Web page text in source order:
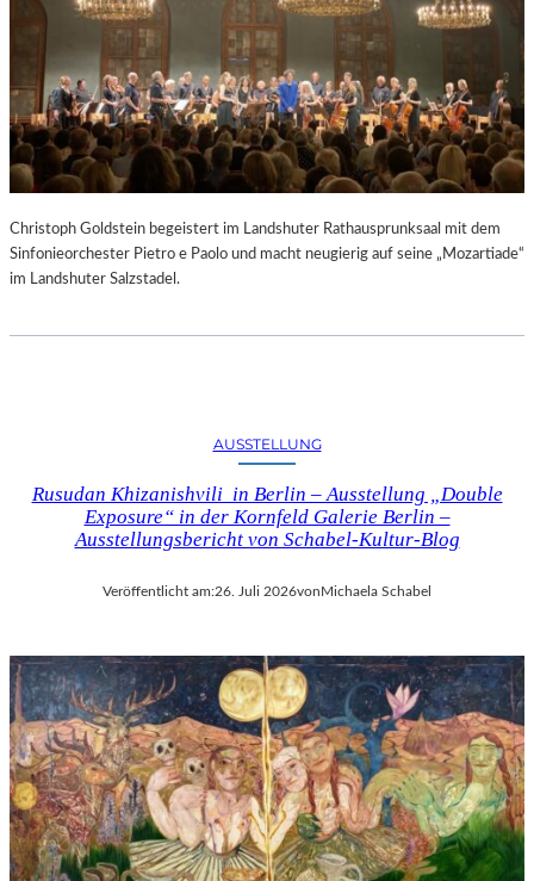
Christoph Goldstein begeistert im Landshuter Rathausprunksaal mit dem
Sinfonieorchester Pietro e Paolo und macht neugierig auf seine „Mozartiade“
im Landshuter Salzstadel.
AUSSTELLUNG
Rusudan Khizanishvili in Berlin – Ausstellung „Double
Exposure“ in der Kornfeld Galerie Berlin –
Ausstellungsbericht von Schabel-Kultur-Blog
Veröffentlicht am:26. Juli 2026vonMichaela Schabel